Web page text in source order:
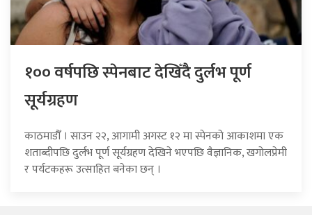
१०० वर्षपछि स्पेनबाट देखिँदै दुर्लभ पूर्ण
सूर्यग्रहण
काठमाडौँ । साउन २२, आगामी अगस्ट १२ मा स्पेनको आकाशमा एक
शताब्दीपछि दुर्लभ पूर्ण सूर्यग्रहण देखिने भएपछि वैज्ञानिक, खगोलप्रेमी
र पर्यटकहरू उत्साहित बनेका छन् ।